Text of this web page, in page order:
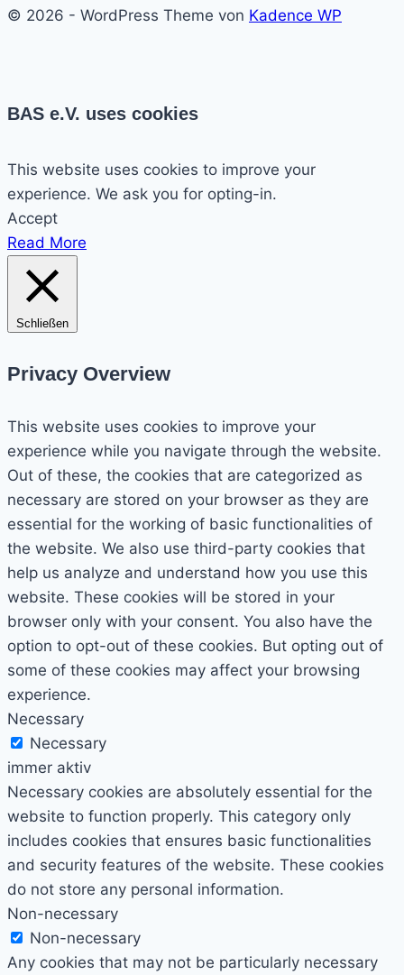
© 2026 - WordPress Theme von Kadence WP
BAS e.V. uses cookies
This website uses cookies to improve your
experience. We ask you for opting-in.
Accept
Read More
Schließen
Privacy Overview
This website uses cookies to improve your
experience while you navigate through the website.
Out of these, the cookies that are categorized as
necessary are stored on your browser as they are
essential for the working of basic functionalities of
the website. We also use third-party cookies that
help us analyze and understand how you use this
website. These cookies will be stored in your
browser only with your consent. You also have the
option to opt-out of these cookies. But opting out of
some of these cookies may affect your browsing
experience.
Necessary
Necessary
immer aktiv
Necessary cookies are absolutely essential for the
website to function properly. This category only
includes cookies that ensures basic functionalities
and security features of the website. These cookies
do not store any personal information.
Non-necessary
Non-necessary
Any cookies that may not be particularly necessary